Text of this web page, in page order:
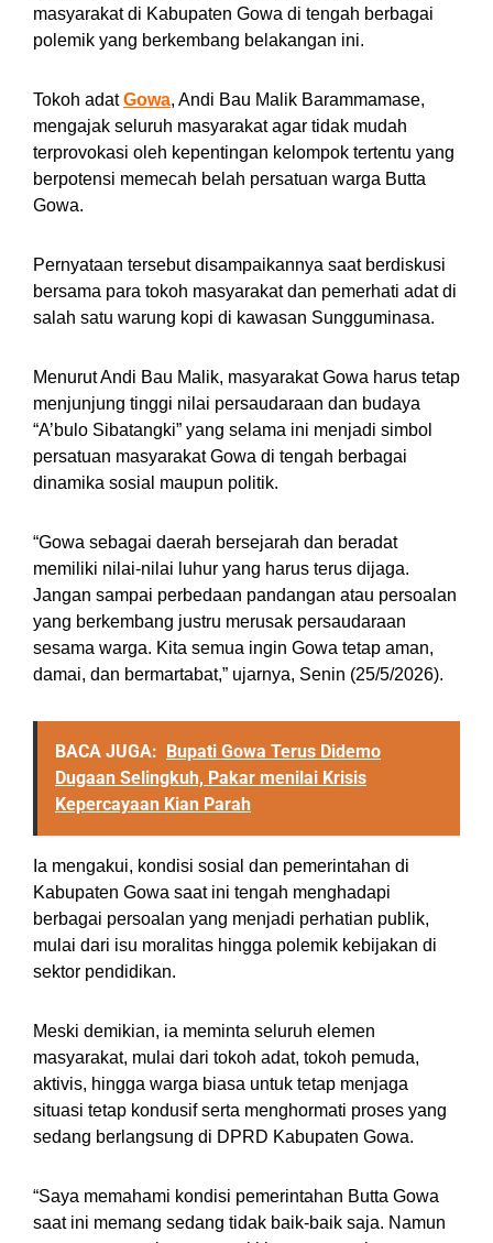
masyarakat di Kabupaten Gowa di tengah berbagai
polemik yang berkembang belakangan ini.
Tokoh adatGowa, Andi Bau Malik Barammamase,
mengajak seluruh masyarakat agar tidak mudah
terprovokasi oleh kepentingan kelompok tertentu yang
berpotensi memecah belah persatuan warga Butta
Gowa.
Pernyataan tersebut disampaikannya saat berdiskusi
bersama para tokoh masyarakat dan pemerhati adat di
salah satu warung kopi di kawasan Sungguminasa.
Menurut Andi Bau Malik, masyarakat Gowa harus tetap
menjunjung tinggi nilai persaudaraan dan budaya
“A’bulo Sibatangki” yang selama ini menjadi simbol
persatuan masyarakat Gowa di tengah berbagai
dinamika sosial maupun politik.
“Gowa sebagai daerah bersejarah dan beradat
memiliki nilai-nilai luhur yang harus terus dijaga.
Jangan sampai perbedaan pandangan atau persoalan
yang berkembang justru merusak persaudaraan
sesama warga. Kita semua ingin Gowa tetap aman,
damai, dan bermartabat,” ujarnya, Senin (25/5/2026).
BACA JUGA: Bupati Gowa Terus Didemo
Dugaan Selingkuh, Pakar menilai Krisis
Kepercayaan Kian Parah
Ia mengakui, kondisi sosial dan pemerintahan di
Kabupaten Gowa saat ini tengah menghadapi
berbagai persoalan yang menjadi perhatian publik,
mulai dari isu moralitas hingga polemik kebijakan di
sektor pendidikan.
Meski demikian, ia meminta seluruh elemen
masyarakat, mulai dari tokoh adat, tokoh pemuda,
aktivis, hingga warga biasa untuk tetap menjaga
situasi tetap kondusif serta menghormati proses yang
sedang berlangsung di DPRD Kabupaten Gowa.
“Saya memahami kondisi pemerintahan Butta Gowa
saat ini memang sedang tidak baik-baik saja. Namun